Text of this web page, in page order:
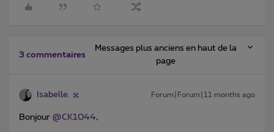
3 commentaires
Messages plus anciens en haut de la
page
Isabelle. Forum|Forum|11 months ago
Bonjour ​ @CK1044,